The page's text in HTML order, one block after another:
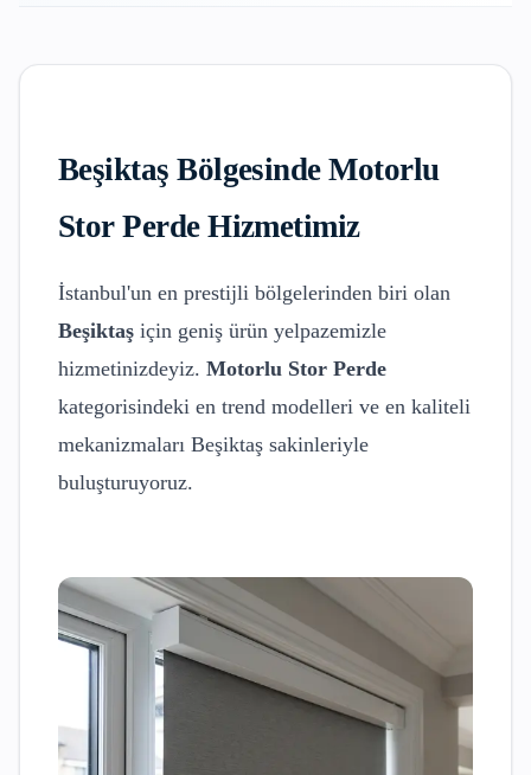
Beşiktaş BölgesindeMotorlu
Stor PerdeHizmetimiz
İstanbul'un en prestijli bölgelerinden biri olan
Beşiktaş için geniş ürün yelpazemizle
hizmetinizdeyiz. Motorlu Stor Perde
kategorisindeki en trend modelleri ve en kaliteli
mekanizmaları Beşiktaş sakinleriyle
buluşturuyoruz.